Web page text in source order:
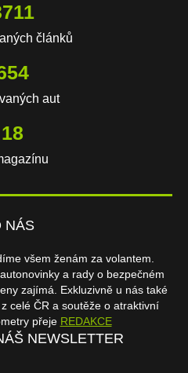
článků
aut
18
NÁS
všem ženám za volantem.
a rady o bezpečném
zajímá. Exkluzivně u nás také
celé ČR a soutěže o atraktivní
přeje REDAKCE
NEWSLETTER